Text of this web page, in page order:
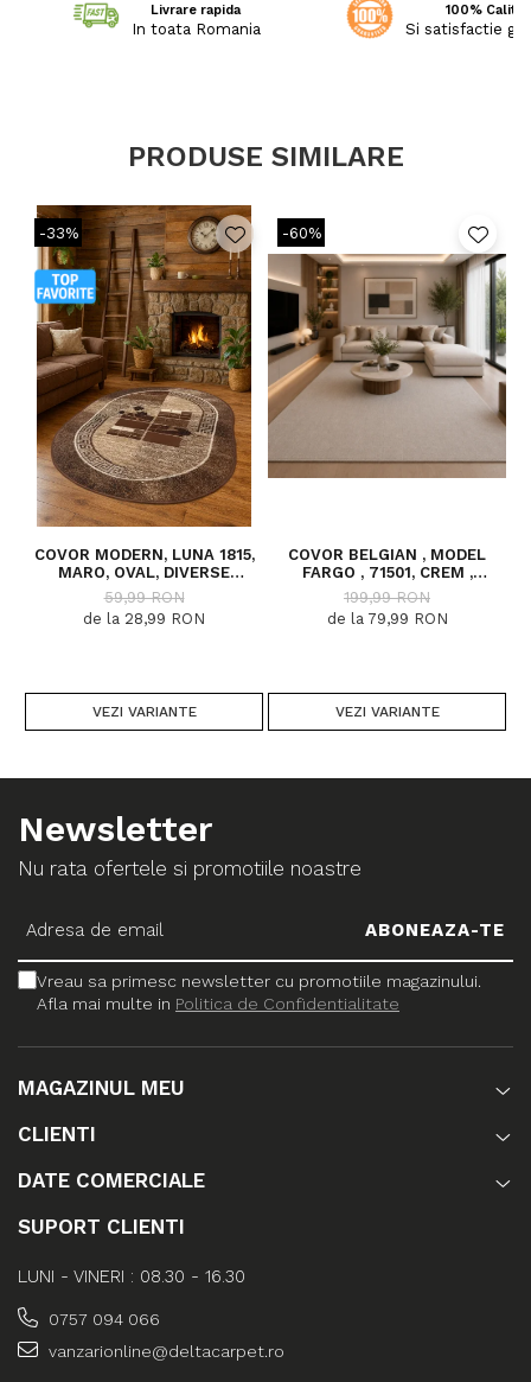
Livrare rapida
In toata Romania
100%
Si satisfactie
PRODUSE SIMILARE
-33%
COVOR MODERN, LUNA 1815,
MARO, OVAL, DIVERSE
DIMENSIUNI, 1300 GR/MP
59,99 RON
de la 28,99 RON
VEZI VARIANTE
-60%
COVOR BELGIAN , MODEL
FARGO , 71501, CREM ,
DIVERSE DIMENSIUNI
199,99 RON
de la 79,99 RON
VEZI VARIANTE
Newsletter
Nu rata ofertele si promotiile noastre
Vreau sa primesc newsletter cu promotiile magazinului.
Afla mai multe in Politica de Confidentialitate
MAGAZINUL MEU
CLIENTI
DATE COMERCIALE
SUPORT CLIENTI
LUNI - VINERI : 08.30 - 16.30
0757 094 066
vanzarionline@deltacarpet.ro